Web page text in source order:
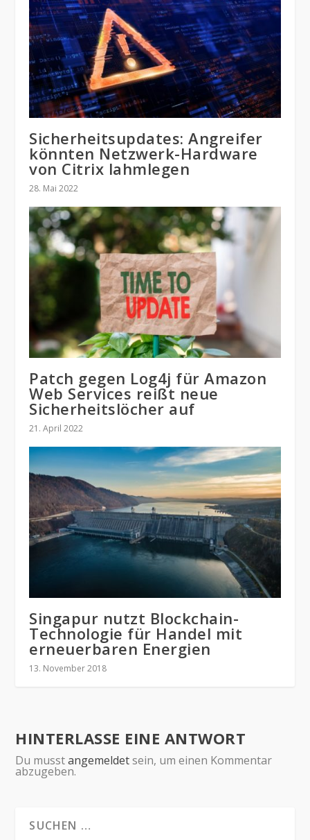
Sicherheitsupdates: Angreifer
könnten Netzwerk-Hardware
von Citrix lahmlegen
28. Mai 2022
Patch gegen Log4j für Amazon
Web Services reißt neue
Sicherheitslöcher auf
21. April 2022
Singapur nutzt Blockchain-
Technologie für Handel mit
erneuerbaren Energien
13. November 2018
HINTERLASSE EINE ANTWORT
Du musstangemeldetsein, um einen Kommentar
abzugeben.